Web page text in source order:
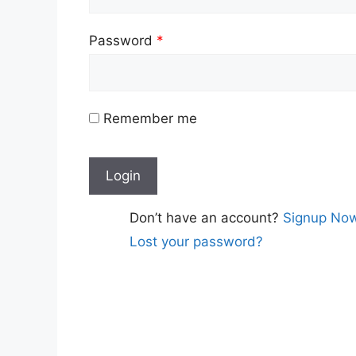
Password *
Remember me
Don’t have an account? Signup
Lost your password?